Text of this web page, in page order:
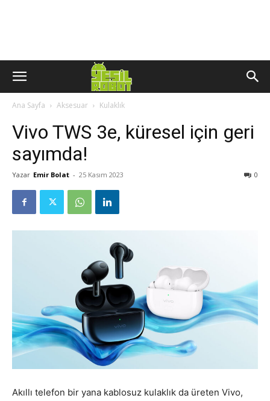
Ana Sayfa Aksesuar Kulaklık
Vivo TWS 3e, küresel için geri
sayımda!
Yazar Emir Bolat - 25 Kasım 2023 0
Akıllı telefon bir yana kablosuz kulaklık da üreten Vivo,